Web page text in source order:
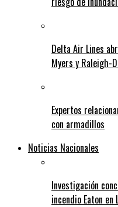
Delta Air Lines
Myers y Raleigh-
Expertos
con armadillos
Noticias Nacionales
Investigación
incendio Eaton en